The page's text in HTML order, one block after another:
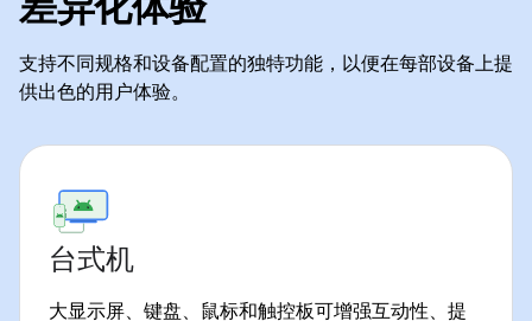
支持不同规格和设备配置的独特功能，以便在每部设备上提
供出色的用户体验。
台式机
大显示屏、键盘、鼠标和触控板可增强互动性、提